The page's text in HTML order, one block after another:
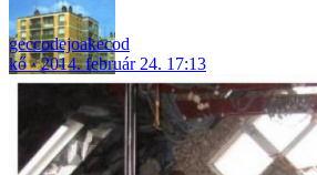
geccodejoakecod
kő
2014. február 24. 17:13